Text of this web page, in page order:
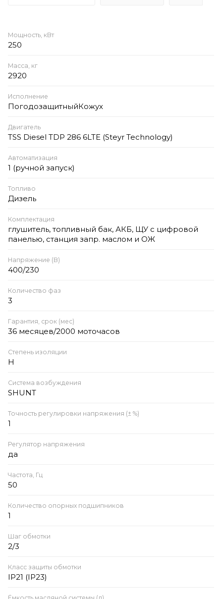
Мощность, кВт
250
Масса, кг
2920
Исполнение
ПогодозащитныйКожух
Двигатель
TSS Diesel TDP 286 6LTE (Steyr Technology)
Автоматизация
1 (ручной запуск)
Топливо
Дизель
Комплектация
глушитель, топливный бак, АКБ, ЩУ с цифровой
панелью, станция запр. маслом и ОЖ
Напряжение (В)
400/230
Количество фаз
3
Гарантия, срок (мес)
36 месяцев/2000 моточасов
Степень изоляции
Н
Система возбуждения
SHUNT
Точность регулировки напряжения (± %)
1
Регулятор напряжения
да
Частота, Гц
50
Количество опорных подшипников
1
Шаг обмотки
2/3
Класс защиты обмотки
IP21 (IP23)